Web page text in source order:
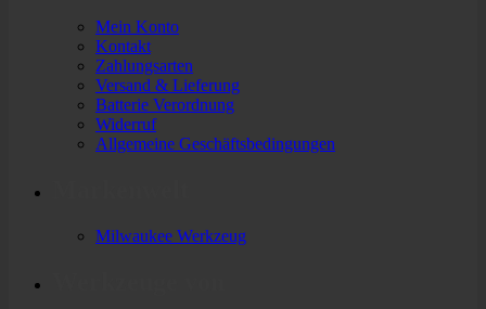
Mein Konto
Kontakt
Zahlungsarten
Versand & Lieferung
Batterie Verordnung
Widerruf
Allgemeine Geschäftsbedingungen
Milwaukee Werkzeug